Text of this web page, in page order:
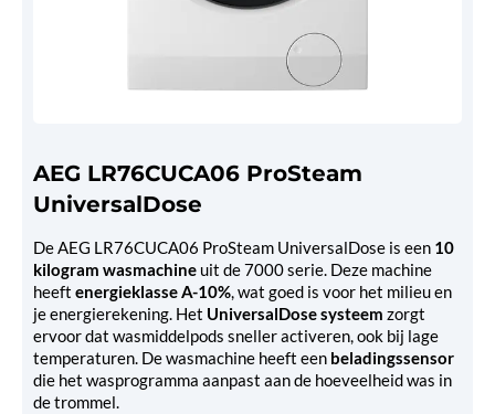
AEG LR76CUCA06 ProSteam
UniversalDose
De AEG LR76CUCA06 ProSteam UniversalDose is een 10
kilogram wasmachine uit de 7000 serie. Deze machine
heeft energieklasse A-10%, wat goed is voor het milieu en
je energierekening. Het UniversalDose systeem zorgt
ervoor dat wasmiddelpods sneller activeren, ook bij lage
temperaturen. De wasmachine heeft een beladingssensor
die het wasprogramma aanpast aan de hoeveelheid was in
de trommel.